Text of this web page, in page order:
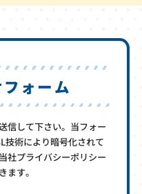
ォーム
信して下さい。当フォー
技術により暗号化されて
社プライバシーポリシー
ます。